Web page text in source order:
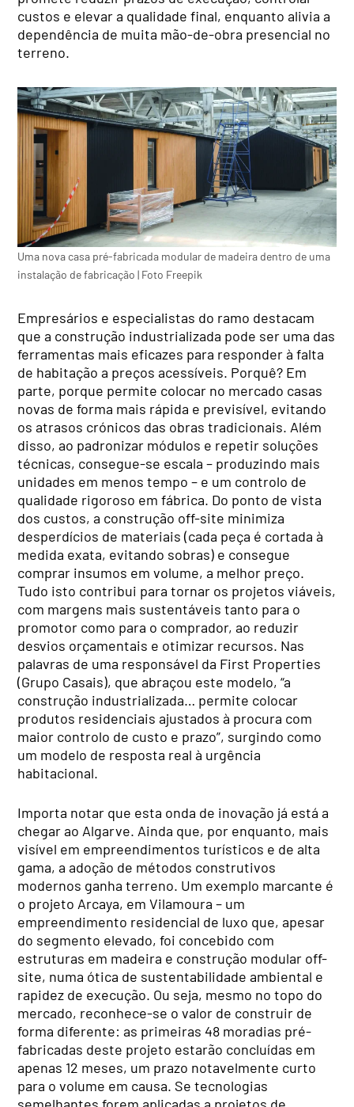
custos e elevar a qualidade final, enquanto alivia a
dependência de muita mão-de-obra presencial no
terreno.
Uma nova casa pré-fabricada modular de madeira dentro de uma
instalação de fabricação | Foto Freepik
Empresários e especialistas do ramo destacam
que a construção industrializada pode ser uma das
ferramentas mais eficazes para responder à falta
de habitação a preços acessíveis. Porquê? Em
parte, porque permite colocar no mercado casas
novas de forma mais rápida e previsível, evitando
os atrasos crónicos das obras tradicionais. Além
disso, ao padronizar módulos e repetir soluções
técnicas, consegue-se escala – produzindo mais
unidades em menos tempo – e um controlo de
qualidade rigoroso em fábrica. Do ponto de vista
dos custos, a construção off-site minimiza
desperdícios de materiais (cada peça é cortada à
medida exata, evitando sobras) e consegue
comprar insumos em volume, a melhor preço.
Tudo isto contribui para tornar os projetos viáveis,
com margens mais sustentáveis tanto para o
promotor como para o comprador, ao reduzir
desvios orçamentais e otimizar recursos. Nas
palavras de uma responsável da First Properties
(Grupo Casais), que abraçou este modelo, “a
construção industrializada… permite colocar
produtos residenciais ajustados à procura com
maior controlo de custo e prazo”, surgindo como
um modelo de resposta real à urgência
habitacional.
Importa notar que esta onda de inovação já está a
chegar ao Algarve. Ainda que, por enquanto, mais
visível em empreendimentos turísticos e de alta
gama, a adoção de métodos construtivos
modernos ganha terreno. Um exemplo marcante é
o projeto Arcaya, em Vilamoura – um
empreendimento residencial de luxo que, apesar
do segmento elevado, foi concebido com
estruturas em madeira e construção modular off-
site, numa ótica de sustentabilidade ambiental e
rapidez de execução. Ou seja, mesmo no topo do
mercado, reconhece-se o valor de construir de
forma diferente: as primeiras 48 moradias pré-
fabricadas deste projeto estarão concluídas em
apenas 12 meses, um prazo notavelmente curto
para o volume em causa. Se tecnologias